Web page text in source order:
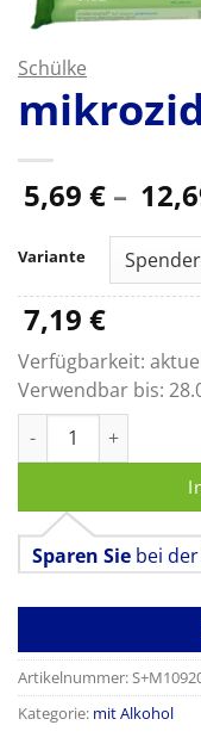
Schülke
5,69 € –
Variante
7,19 €
Verfügbarkeit:
Verwendbar bis:
Sparen Sie bei
Artikelnummer:
Kategorie: mit Alkohol